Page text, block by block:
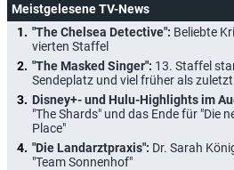
Meistgelesene TV-News
"The Chelsea Detective": Beliebte
vierten Staffel
"The Masked Singer": 13. Staffel
Sendeplatz und viel früher als zuletzt
Disney+- und Hulu-Highlights im
"The Shards" und das Ende für "Die
Place"
"Die Landarztpraxis": Dr. Sarah
"Team Sonnenhof"